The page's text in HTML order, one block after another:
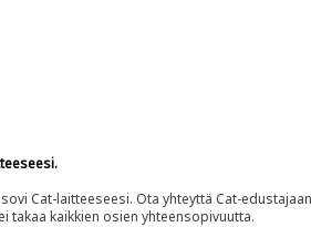
Cat-laitteeseesi. Ota yhteyttä Cat-
takaa kaikkien osien yhteensopivuutta.